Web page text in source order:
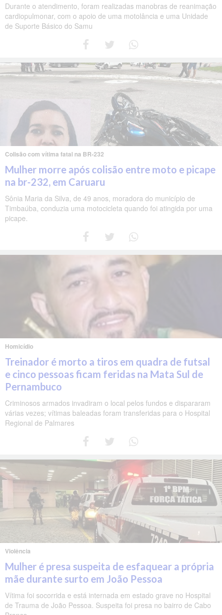
Durante o atendimento, foram realizadas manobras de reanimação
cardiopulmonar, com o apoio de uma motolância e uma Unidade
de Suporte Básico do Samu
Colisão com vítima fatal na BR-232
Mulher morre após colisão entre moto e picape
na br-232, em Caruaru
Sônia Maria da Silva, de 49 anos, moradora do município de
Timbaúba, conduzia uma motocicleta quando foi atingida por uma
picape.
Homicídio
Treinador é morto a tiros em quadra de futsal
e cinco pessoas ficam feridas na Mata Sul de
Pernambuco
Criminosos armados invadiram o local pelos fundos e dispararam
várias vezes; vítimas baleadas foram transferidas para o Hospital
Regional de Palmares
Violência
Mulher é presa suspeita de esfaquear a própria
mãe durante surto em João Pessoa
Vítima foi socorrida e está internada em estado grave no Hospital
de Trauma de João Pessoa. Suspeita foi presa no bairro de Cabo